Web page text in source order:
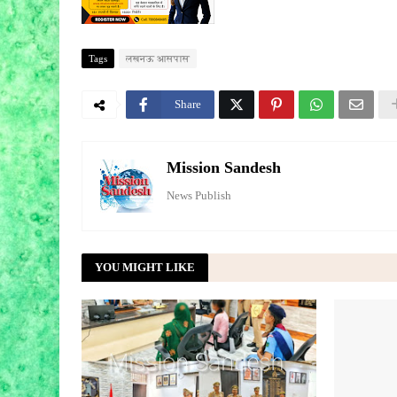
Tags लखनऊ आसपास
Share
Mission Sandesh
News Publish
YOU MIGHT LIKE